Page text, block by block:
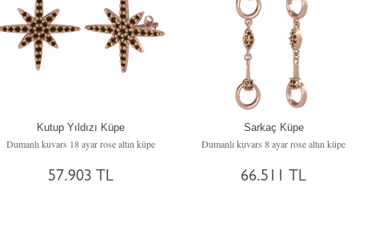
Kutup Yıldızı Küpe
Dumanlı kuvars 18 ayar rose altın küpe
57.903 TL
Sarkaç Küpe
Dumanlı kuvars 8 ayar rose altın küpe
66.511 TL